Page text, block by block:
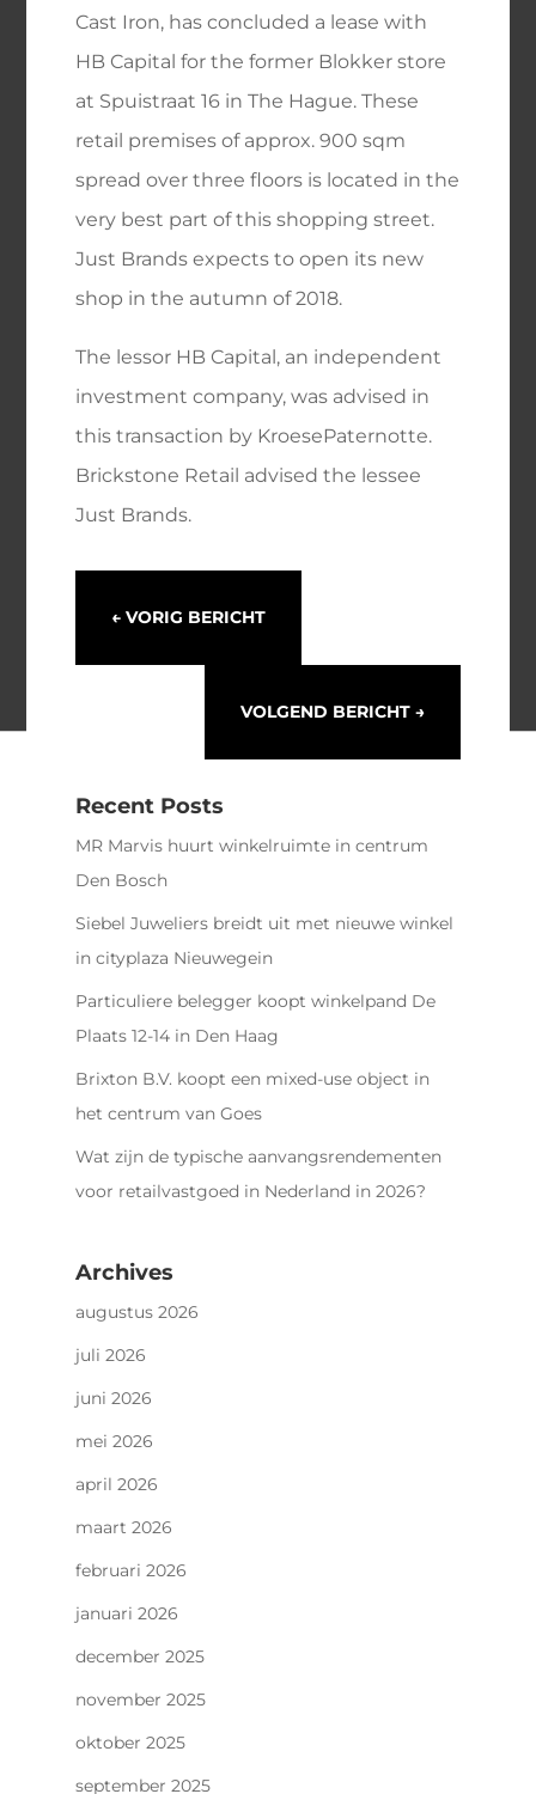
Cast Iron, has concluded a lease with
HB Capital for the former Blokker store
at Spuistraat 16 in The Hague. These
retail premises of approx. 900 sqm
spread over three floors is located in the
very best part of this shopping street.
Just Brands expects to open its new
shop in the autumn of 2018.
The lessor HB Capital, an independent
investment company, was advised in
this transaction by KroesePaternotte.
Brickstone Retail advised the lessee
Just Brands.
← VORIG BERICHT
VOLGEND BERICHT →
Recent Posts
MR Marvis huurt winkelruimte in centrum
Den Bosch
Siebel Juweliers breidt uit met nieuwe winkel
in cityplaza Nieuwegein
Particuliere belegger koopt winkelpand De
Plaats 12-14 in Den Haag
Brixton B.V. koopt een mixed-use object in
het centrum van Goes
Wat zijn de typische aanvangsrendementen
voor retailvastgoed in Nederland in 2026?
Archives
augustus 2026
juli 2026
juni 2026
mei 2026
april 2026
maart 2026
februari 2026
januari 2026
december 2025
november 2025
oktober 2025
september 2025